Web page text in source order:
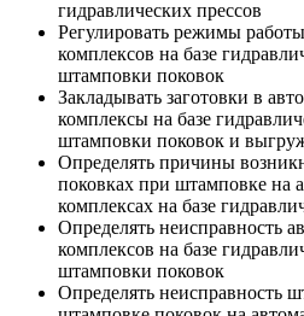
гидравлических прессов
Регулировать режимы
комплексов на базе
штамповки поковок
Закладывать заготовки в
комплексы на базе
штамповки поковок и
Определять причины
поковках при штамповке на
комплексах на базе
Определять неисправность
комплексов на базе
штамповки поковок
Определять неисправность